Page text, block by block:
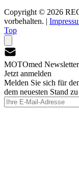
Copyright © 2026
vorbehalten. |
Top
MOTOmed Newsletter
Jetzt anmelden
Melden Sie sich für
dem neuesten Stand